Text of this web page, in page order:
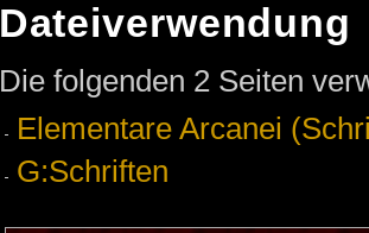
Dateiverwendung
Die folgenden 2 Seiten
Elementare Arcanei
G:Schriften